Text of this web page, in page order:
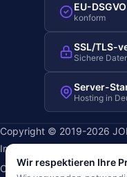
EU-DSGVO
konform
SSL/TLS-
Sichere
Server-
Hosting in
Copyright © 2019-2026
Impressum
Cookie-Richtlinie·Cookie-
Wir respektieren Ihre